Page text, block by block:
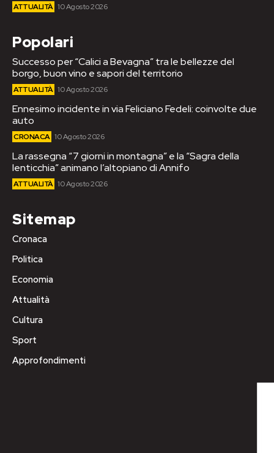
ATTUALITÀ 10 Agosto 2026
Popolari
Successo per “Calici a Bevagna” tra le bellezze del
borgo, buon vino e sapori del territorio
ATTUALITÀ 10 Agosto 2026
Ennesimo incidente in via Feliciano Fedeli: coinvolte due
auto
CRONACA 10 Agosto 2026
La rassegna “7 giorni in montagna” e la “Sagra della
lenticchia” animano l’altopiano di Annifo
ATTUALITÀ 10 Agosto 2026
Sitemap
Cronaca
Politica
Economia
Attualità
Cultura
Sport
Approfondimenti